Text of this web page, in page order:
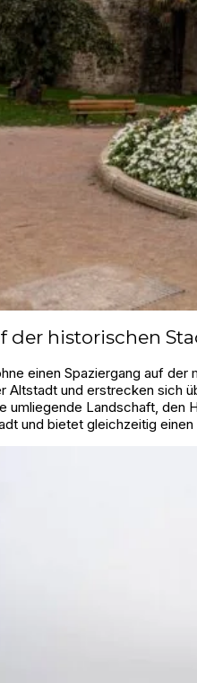
der historischen
einen Spaziergang auf
Altstadt und erstrecken sich
umliegende Landschaft, den
und bietet gleichzeitig